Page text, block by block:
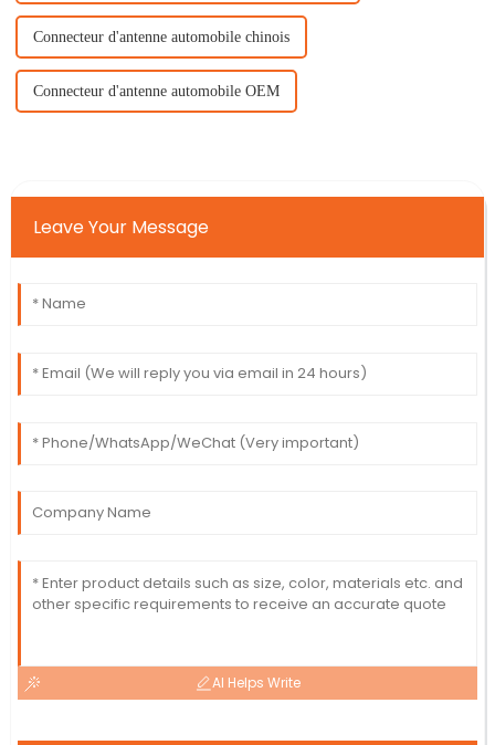
Connecteur d'antenne automobile chinois
Connecteur d'antenne automobile OEM
Leave Your Message
AI Helps Write